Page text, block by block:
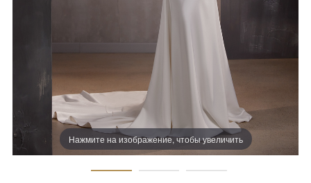
Нажмите на изображение, чтобы увеличить